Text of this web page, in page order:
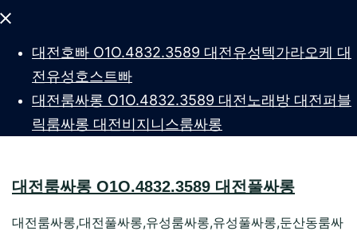
Close
대전호빠 O1O.4832.3589 대전유성텍가라오케 대
전유성호스트빠
대전룸싸롱 O1O.4832.3589 대전노래방 대전퍼블
릭룸싸롱 대전비지니스룸싸롱
대전룸싸롱 O1O.4832.3589 대전풀싸롱
대전룸싸롱,대전풀싸롱,유성룸싸롱,유성풀싸롱,둔산동룸싸